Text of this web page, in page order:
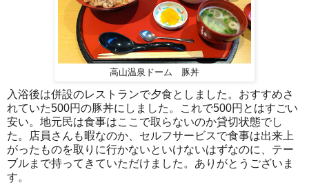
高山温泉ドーム 豚丼
入浴後は併設のレストランで夕食としました。おすすめさ
れていた500円の豚丼にしました。これで500円とはすごい
安い。地元民は食事はここで取らないのか貸切状態でし
た。店員さんも暇なのか、セルフサービスで食事は出来上
がったものを取りに行かないといけないはずなのに、テー
ブルまで持ってきていただけました。ありがとうございま
す。